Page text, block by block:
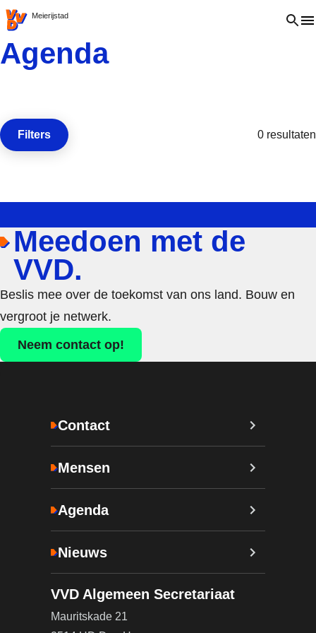
VVD.nl - Ga naar de homepage
Meierijstad Open
Agenda
Open de
Filters 0 resultaten
Meedoen met de
VVD.
Beslis mee over de toekomst van ons land. Bouw en
vergroot je netwerk.
Neem contact op!
Contact
Mensen
Agenda
Nieuws
VVD Algemeen Secretariaat
Mauritskade 21